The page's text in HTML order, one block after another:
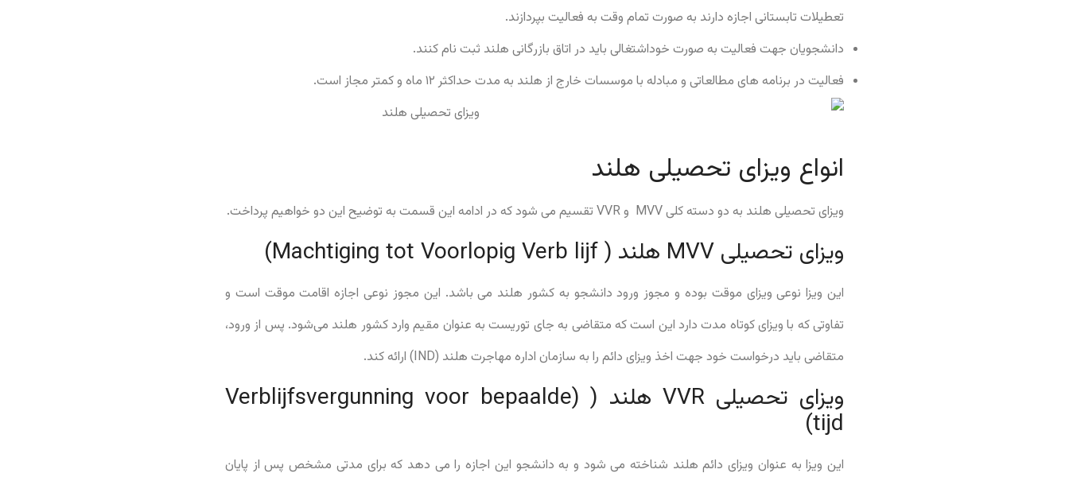
تعطیلات تابستانی اجازه دارند به صورت تمام وقت به فعالیت بپردازند.
دانشجویان جهت فعالیت به صورت خوداشتغالی باید در اتاق بازرگانی هلند ثبت نام کنند.
فعالیت در برنامه های مطالعاتی و مبادله با موسسات خارج از هلند به مدت حداکثر ۱۲ ماه و کمتر مجاز است.
انواع ویزای تحصیلی هلند
ویزای تحصیلی هلند به دو دسته کلی MVV و VVR تقسیم می شود که در ادامه این قسمت به توضیح این دو خواهیم پرداخت.
ویزای تحصیلی MVV هلند ( Machtiging tot Voorlopig Verb lijf)
این ویزا نوعی ویزای موقت بوده و مجوز ورود دانشجو به کشور هلند می باشد. این مجوز نوعی اجازه اقامت موقت است و
تفاوتی که با ویزای کوتاه مدت دارد این است که متقاضی به جای توریست به عنوان مقیم وارد کشور هلند می‌شود. پس از ورود،
متقاضی باید درخواست خود جهت اخذ ویزای دائم را به سازمان اداره مهاجرت هلند (IND) ارائه کند.
ویزای تحصیلی VVR هلند ( (Verblijfsvergunning voor bepaalde
tijd)
این ویزا به عنوان ویزای دائم هلند شناخته می شود و به دانشجو این اجازه را می دهد که برای مدتی مشخص پس از پایان